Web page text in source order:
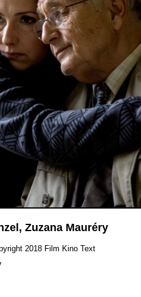
Zuzana Mauréry
2018 Film Kino Text